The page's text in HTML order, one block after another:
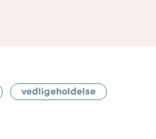
vedligeholdelse